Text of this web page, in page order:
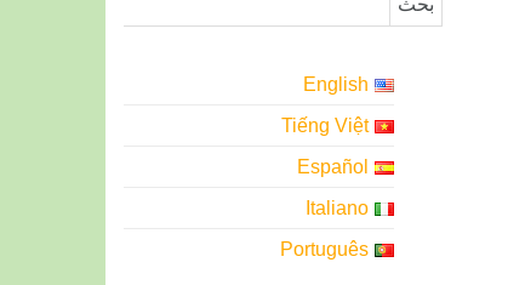
English
Tiếng Việt
Español
Italiano
Português